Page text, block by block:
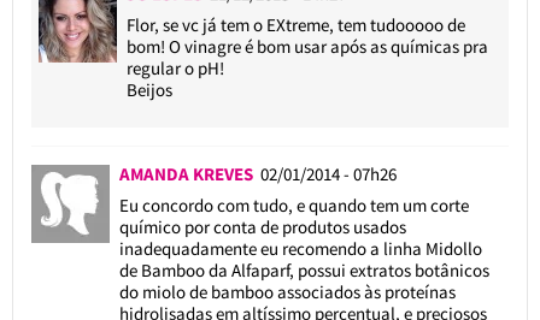
Flor, se vc já tem o EXtreme, tem tudooooo de
bom! O vinagre é bom usar após as químicas pra
regular o pH!
Beijos
AMANDA KREVES 02/01/2014 - 07h26
Eu concordo com tudo, e quando tem um corte
químico por conta de produtos usados
inadequadamente eu recomendo a linha Midollo
de Bamboo da Alfaparf, possui extratos botânicos
do miolo de bamboo associados às proteínas
hidrolisadas em altíssimo percentual, e preciosos